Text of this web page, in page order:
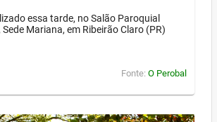
essa tarde, no Salão Paroquial
Sede Mariana, em Ribeirão Claro (PR)
Fonte: O Perobal